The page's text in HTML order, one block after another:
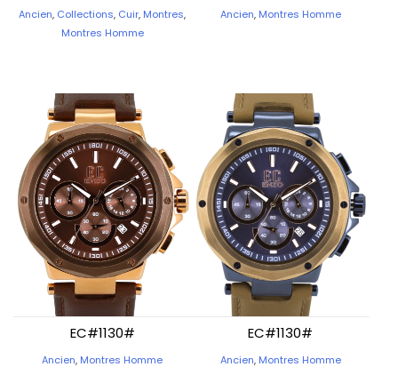
Ancien, Collections, Cuir, Montres,
Montres Homme
Ancien, Montres Homme
EC#1130#
Ancien, Montres Homme
EC#1130#
Ancien, Montres Homme